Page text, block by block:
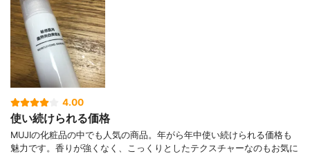
4.00
使い続けられる価格
MUJIの化粧品の中でも人気の商品。年がら年中使い続けられる価格も
魅力です。香りが強くなく、こっくりとしたテクスチャーなのもお気に